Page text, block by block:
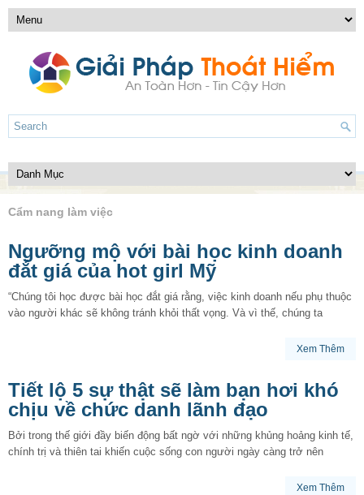
Cẩm nang làm việc
Ngưỡng mộ với bài học kinh doanh
đắt giá của hot girl Mỹ
“Chúng tôi học được bài học đắt giá rằng, việc kinh doanh nếu phụ thuộc
vào người khác sẽ không tránh khỏi thất vọng. Và vì thế, chúng ta
Xem Thêm
Tiết lộ 5 sự thật sẽ làm bạn hơi khó
chịu về chức danh lãnh đạo
Bởi trong thế giới đầy biến động bất ngờ với những khủng hoảng kinh tế,
chính trị và thiên tai khiến cuộc sống con người ngày càng trở nên
Xem Thêm